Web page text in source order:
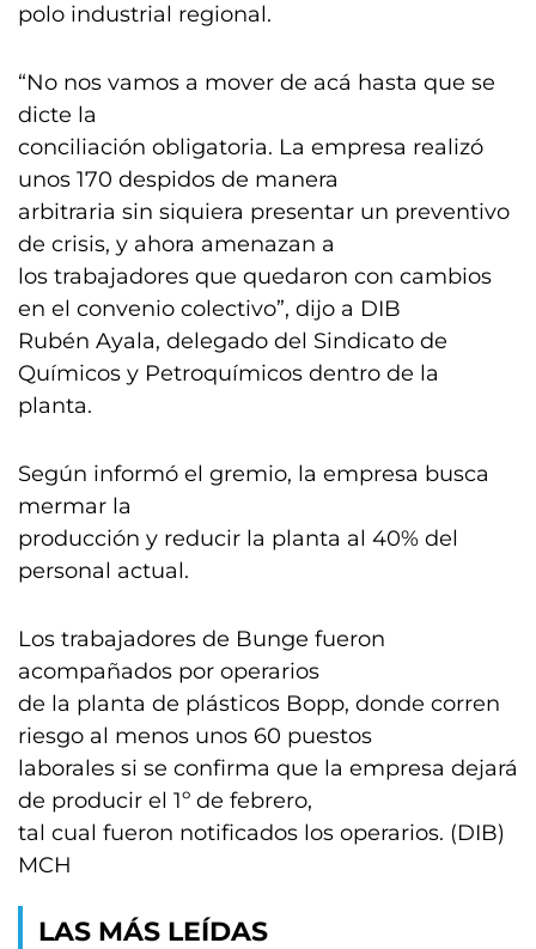
polo industrial regional.
“No nos vamos a mover de acá hasta que se
dicte la
conciliación obligatoria. La empresa realizó
unos 170 despidos de manera
arbitraria sin siquiera presentar un preventivo
de crisis, y ahora amenazan a
los trabajadores que quedaron con cambios
en el convenio colectivo”, dijo a DIB
Rubén Ayala, delegado del Sindicato de
Químicos y Petroquímicos dentro de la
planta.
Según informó el gremio, la empresa busca
mermar la
producción y reducir la planta al 40% del
personal actual.
Los trabajadores de Bunge fueron
acompañados por operarios
de la planta de plásticos Bopp, donde corren
riesgo al menos unos 60 puestos
laborales si se confirma que la empresa dejará
de producir el 1º de febrero,
tal cual fueron notificados los operarios. (DIB)
MCH
LAS MÁS LEÍDAS